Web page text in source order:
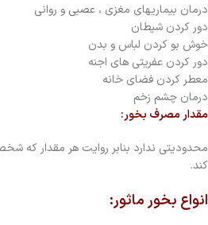
درمان بیماریهای مغزی ، عصبی و روانی
دور کردن شیطان
خوش بو کردن لباس و بدن
دور کردن عفریتی های اجنه
معطر کردن فضای خانه
درمان چشم زخم
مقدار مصرف بخور:
محدودیتی ندارد بنابر روایت هر مقدار که
کند.
انواع بخور ماثور: